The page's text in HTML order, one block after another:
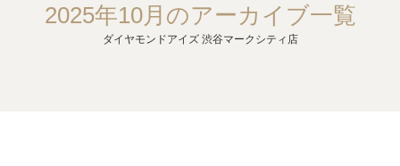
2025年10月のアーカイブ一覧
ダイヤモンドアイズ 渋谷マークシティ店